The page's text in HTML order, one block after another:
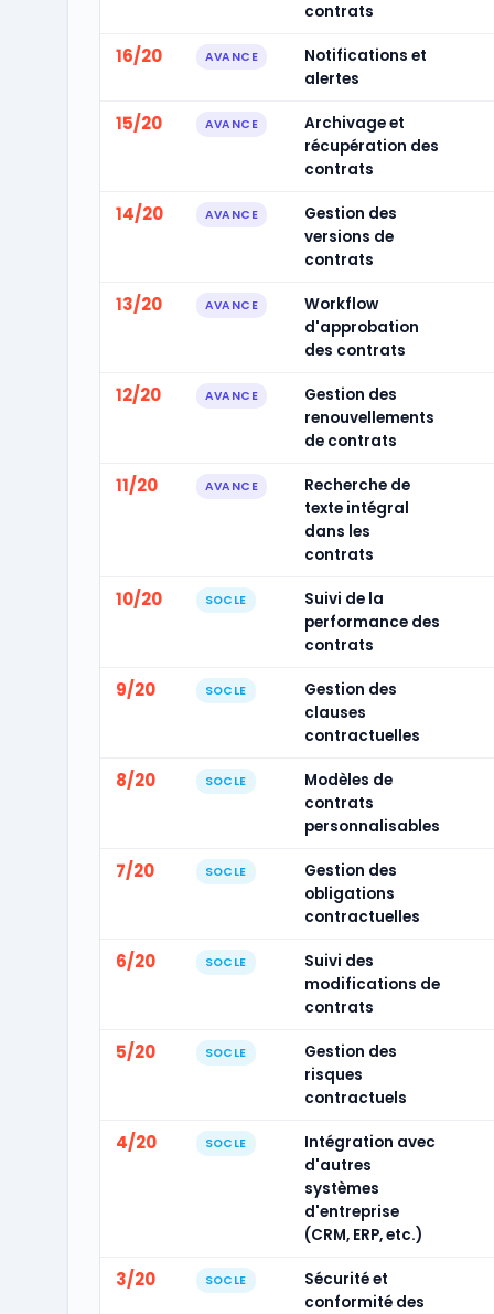
contrats
16/20 AVANCE
Notifications et
alertes
15/20 AVANCE
Archivage et
récupération des
contrats
14/20 AVANCE
Gestion des
versions de
contrats
13/20 AVANCE
Workflow
d'approbation
des contrats
12/20 AVANCE
Gestion des
renouvellements
de contrats
11/20 AVANCE
Recherche de
texte intégral
dans les
contrats
10/20 SOCLE
Suivi de la
performance des
contrats
9/20 SOCLE
Gestion des
clauses
contractuelles
8/20 SOCLE
Modèles de
contrats
personnalisables
7/20 SOCLE
Gestion des
obligations
contractuelles
6/20 SOCLE
Suivi des
modifications de
contrats
5/20 SOCLE
Gestion des
risques
contractuels
4/20 SOCLE
Intégration avec
d'autres
systèmes
d'entreprise
(CRM, ERP, etc.)
3/20 SOCLE
Sécurité et
conformité des